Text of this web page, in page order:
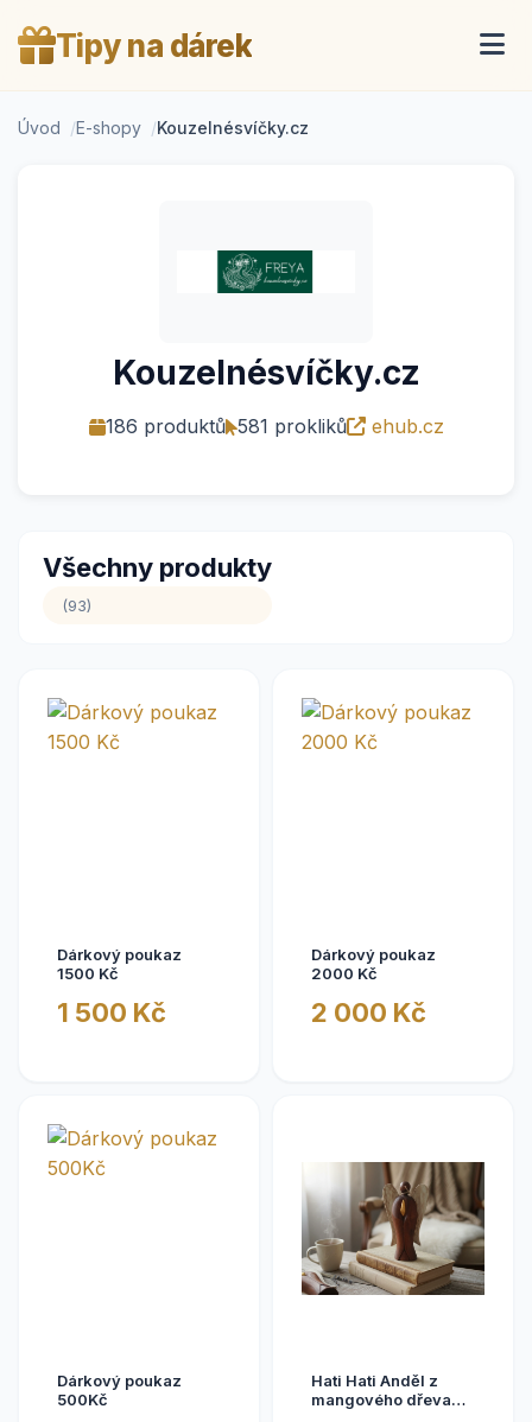
Tipy na dárek
Úvod E-shopy Kouzelnésvíčky.cz
Kouzelnésvíčky.cz
186 produktů 581 prokliků ehub.cz
Všechny produkty
(93)
Dárkový poukaz
1500 Kč
1 500 Kč
Dárkový poukaz
2000 Kč
2 000 Kč
Dárkový poukaz
500Kč
Hati Hati Anděl z
mangového dřeva